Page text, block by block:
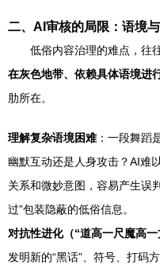
二、AI审核的局限：语境
低俗内容治理的难点，往
在灰色地带、依赖具体语境进
肋所在。
理解复杂语境困难：一段舞蹈
幽默互动还是人身攻击？AI难
关系和微妙意图，容易产生误
过”包装隐蔽的低俗信息。
对抗性进化（“道高一尺魔高一
发明新的“黑话”、符号、打码